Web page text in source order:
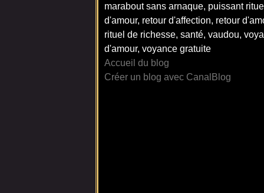
marabout sans arnaque, puissant rituel
d'amour, retour d'affection, retour
rituel de richesse, santé, vaudou,
d'amour, voyance gratuite
Accueil du blog
Créer un blog avec CanalBlog